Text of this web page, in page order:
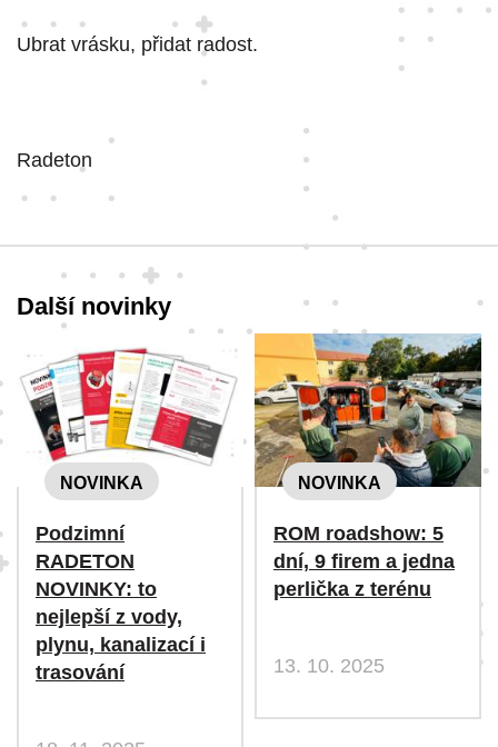
Ubrat vrásku, přidat radost.
Radeton
Další novinky
NOVINKA
Podzimní
RADETON
NOVINKY: to
nejlepší z vody,
plynu, kanalizací i
trasování
NOVINKA
ROM roadshow: 5
dní, 9 firem a jedna
perlička z terénu
13. 10. 2025